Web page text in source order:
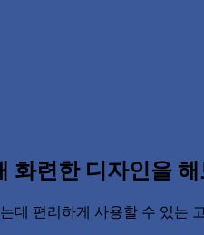
화련한 디자인을
데 편리하게 사용할 수 있는